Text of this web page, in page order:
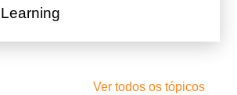
Learning
Ver todos os tópicos